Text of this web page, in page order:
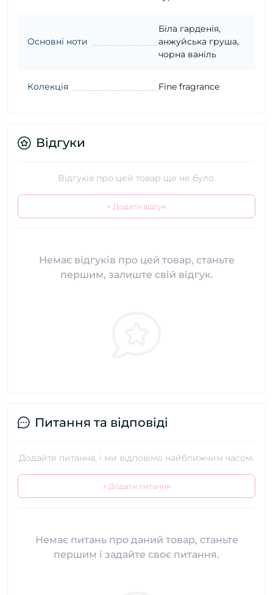
Основні ноти
Біла гарденія,
анжуйська груша,
чорна ваніль
Колекція Fine fragrance
Відгуки
Відгуків про цей товар ще не було.
+ Додати відгук
Немає відгуків про цей товар, станьте
першим, залиште свій відгук.
Питання та відповіді
Додайте питання, і ми відповімо найближчим часом.
+ Додати питання
Немає питань про даний товар, станьте
першим і задайте своє питання.